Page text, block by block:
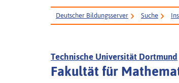
Deutscher Bildungsserver Suche
Technische Universität Dortmund
Fakultät für